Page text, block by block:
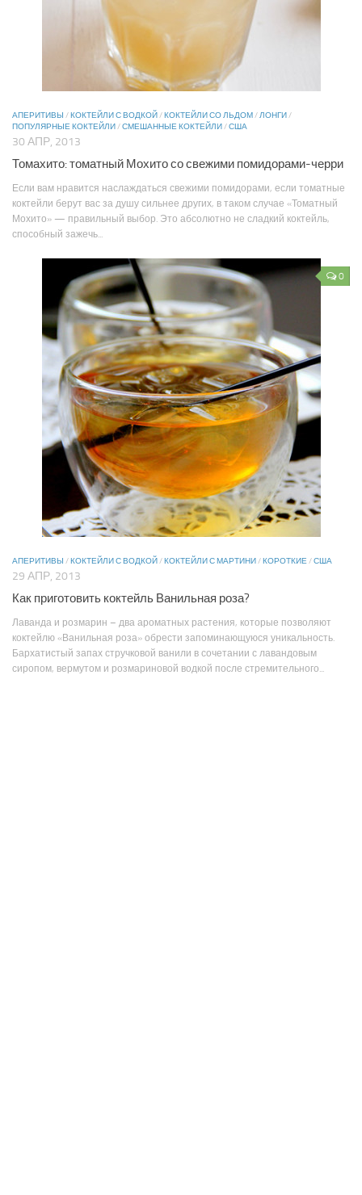
АПЕРИТИВЫ /КОКТЕЙЛИ С ВОДКОЙ/КОКТЕЙЛИ СО ЛЬДОМ/ЛОНГИ/
ПОПУЛЯРНЫЕ КОКТЕЙЛИ/СМЕШАННЫЕ КОКТЕЙЛИ/США
30 АПР, 2013
Томахито: томатный Мохито со свежими помидорами-черри
Если вам нравится наслаждаться свежими помидорами, если томатные
коктейли берут вас за душу сильнее других, в таком случае «Томатный
Мохито» — правильный выбор. Это абсолютно не сладкий коктейль,
способный зажечь...
0
АПЕРИТИВЫ /КОКТЕЙЛИ С ВОДКОЙ/КОКТЕЙЛИ С МАРТИНИ/КОРОТКИЕ/США
29 АПР, 2013
Как приготовить коктейль Ванильная роза?
Лаванда и розмарин – два ароматных растения, которые позволяют
коктейлю «Ванильная роза» обрести запоминающуюся уникальность.
Бархатистый запах стручковой ванили в сочетании с лавандовым
сиропом, вермутом и розмариновой водкой после стремительного...